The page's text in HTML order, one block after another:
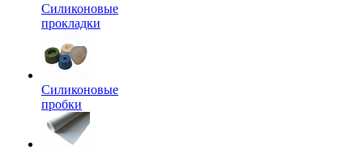
Силиконовые
прокладки
Силиконовые
пробки